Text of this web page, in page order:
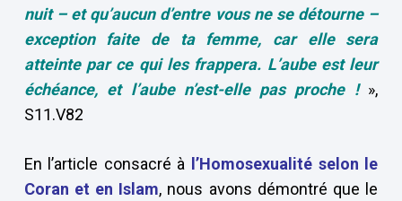
nuit – et qu’aucun d’entre vous ne se détourne –
exception faite de ta femme, car elle sera
atteinte par ce qui les frappera. L’aube est leur
échéance, et l’aube n’est-elle pas proche ! »,
S11.V82
En l’article consacré à
l’Homosexualité selon le
Coran et en Islam, nous avons démontré que le